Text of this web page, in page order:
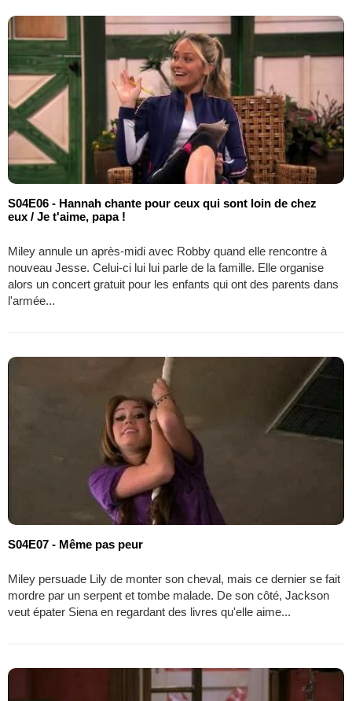
S04E06 - Hannah chante pour ceux qui sont loin de chez
eux / Je t'aime, papa !
Miley annule un après-midi avec Robby quand elle rencontre à
nouveau Jesse. Celui-ci lui lui parle de la famille. Elle organise
alors un concert gratuit pour les enfants qui ont des parents dans
l'armée...
S04E07 - Même pas peur
Miley persuade Lily de monter son cheval, mais ce dernier se fait
mordre par un serpent et tombe malade. De son côté, Jackson
veut épater Siena en regardant des livres qu'elle aime...